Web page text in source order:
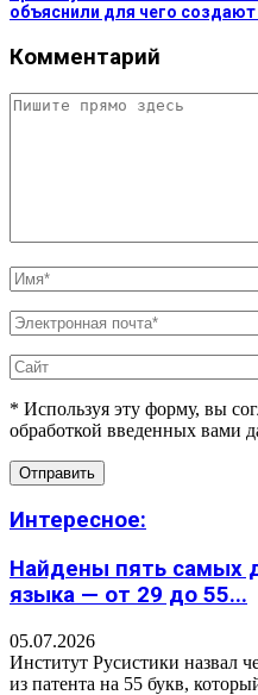
объяснили для чего
Комментарий
* Используя эту форму, вы
обработкой введенных вами
Интересное:
Найдены пять самых
языка — от 29 до 55...
05.07.2026
Институт Русистики назвал
из патента на 55 букв,